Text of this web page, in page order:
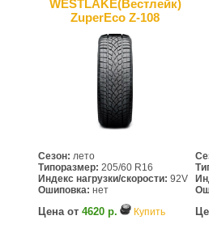
WESTLAKE(Вестлейк)
ZuperEco Z-108
Сезон: лето
Типоразмер: 205/60 R16
Индекс нагрузки/скорости: 92V
Ошиповка: нет
Цена от 4620 р. Купить